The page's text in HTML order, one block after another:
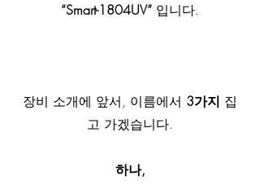
“Smart-1804UV” 입니다.
장비 소개에 앞서, 이름에서 3가지 집
고 가겠습니다.
하나,